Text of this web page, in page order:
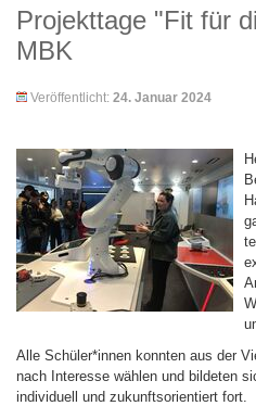
Projekttage "Fit für
MBK
Veröffentlicht: 24. Januar 2024
Alle Schüler*innen konnten aus der
nach Interesse wählen und bildeten
individuell und zukunftsorientiert fort.